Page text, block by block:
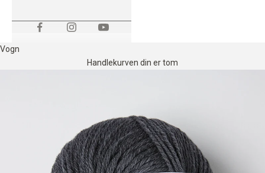
Vogn
Handlekurven din er tom